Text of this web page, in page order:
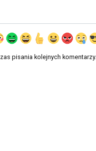
pisania kolejnych komentarzy.